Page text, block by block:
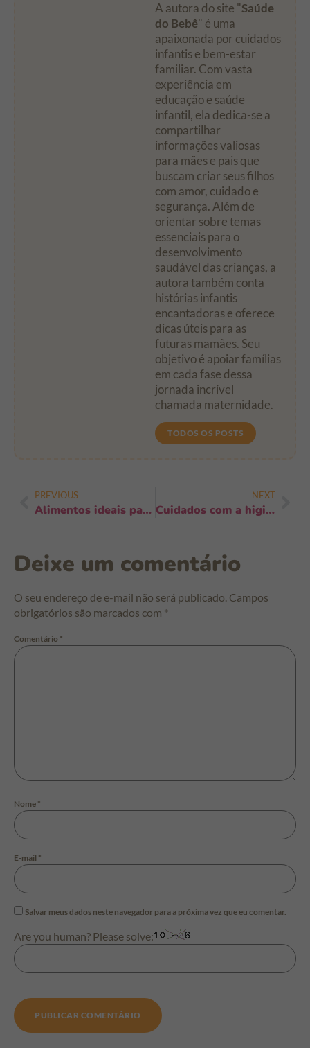
A autora do site "Saúde
do Bebê" é uma
apaixonada por cuidados
infantis e bem-estar
familiar. Com vasta
experiência em
educação e saúde
infantil, ela dedica-se a
compartilhar
informações valiosas
para mães e pais que
buscam criar seus filhos
com amor, cuidado e
segurança. Além de
orientar sobre temas
essenciais para o
desenvolvimento
saudável das crianças, a
autora também conta
histórias infantis
encantadoras e oferece
dicas úteis para as
futuras mamães. Seu
objetivo é apoiar famílias
em cada fase dessa
jornada incrível
chamada maternidade.
TODOS OS POSTS
PREVIOUS
Alimentos ideais para desenvolvimento cognitivo: guia prático para pais
NEXT
Cuidados com a higiene em dias de muito calor: 9 dicas essenciais
Deixe um comentário
O seu endereço de e-mail não será publicado. Campos
obrigatórios são marcados com *
Comentário *
Nome *
E-mail *
Salvar meus dados neste navegador para a próxima vez que eu comentar.
Are you human? Please solve: